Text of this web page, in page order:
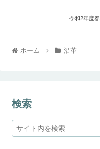
令和2年度
ホーム 沿革
検索